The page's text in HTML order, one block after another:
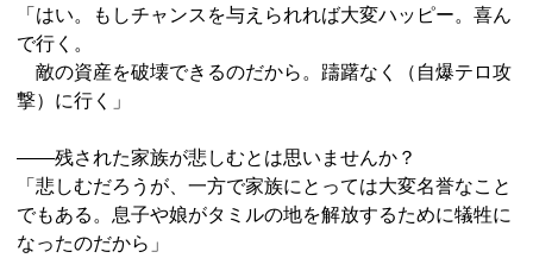
「はい。もしチャンスを与えられれば大変ハッピー。喜ん
で行く。
敵の資産を破壊できるのだから。躊躇なく（自爆テロ攻
撃）に行く」
――残された家族が悲しむとは思いませんか？
「悲しむだろうが、一方で家族にとっては大変名誉なこと
でもある。息子や娘がタミルの地を解放するために犠牲に
なったのだから」